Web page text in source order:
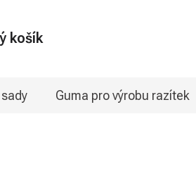
košík
Guma pro výrobu razítek